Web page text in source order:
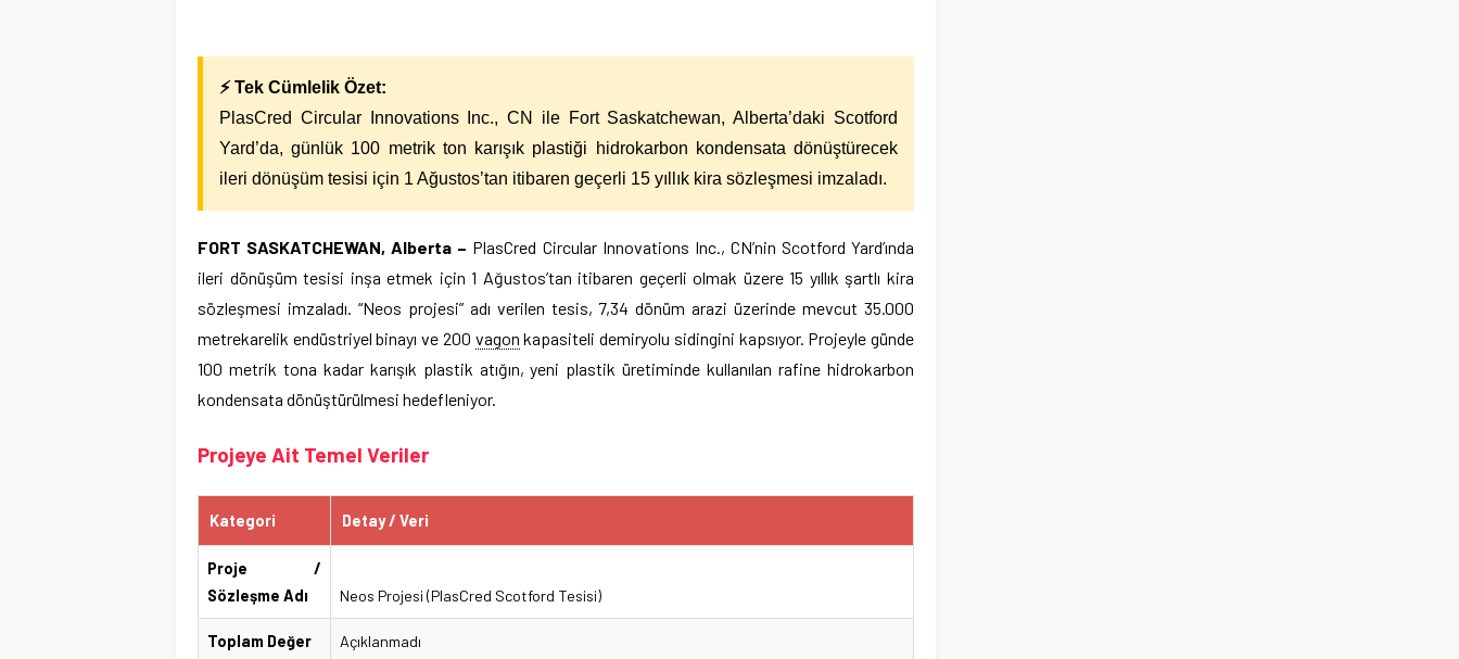
⚡ Tek Cümlelik Özet:
PlasCred Circular Innovations Inc., CN ile Fort Saskatchewan, Alberta’daki Scotford
Yard’da, günlük 100 metrik ton karışık plastiği hidrokarbon kondensata dönüştürecek
ileri dönüşüm tesisi için 1 Ağustos’tan itibaren geçerli 15 yıllık kira sözleşmesi imzaladı.
FORT SASKATCHEWAN, Alberta – PlasCred Circular Innovations Inc., CN’nin Scotford Yard’ında
ileri dönüşüm tesisi inşa etmek için 1 Ağustos’tan itibaren geçerli olmak üzere 15 yıllık şartlı kira
sözleşmesi imzaladı. “Neos projesi” adı verilen tesis, 7,34 dönüm arazi üzerinde mevcut 35.000
metrekarelik endüstriyel binayı ve 200 vagon kapasiteli demiryolu sidingini kapsıyor. Projeyle günde
100 metrik tona kadar karışık plastik atığın, yeni plastik üretiminde kullanılan rafine hidrokarbon
kondensata dönüştürülmesi hedefleniyor.
Projeye Ait Temel Veriler
Kategori Detay / Veri
Proje /
Sözleşme Adı
Neos Projesi (PlasCred Scotford Tesisi)
Toplam Değer Açıklanmadı